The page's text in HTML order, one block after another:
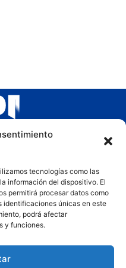
tecnologías como las
información del dispositivo. El
permitirá procesar datos como
identificaciones únicas en este
podrá afectar
y funciones.